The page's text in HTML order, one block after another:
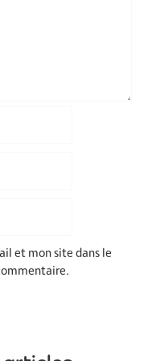
et mon site dans le